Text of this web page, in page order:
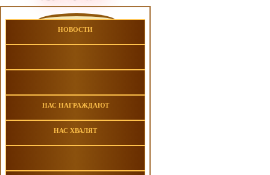
НОВОСТИ
НАС НАГРАЖДАЮТ
НАС ХВАЛЯТ